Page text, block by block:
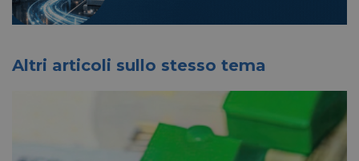
Altri articoli sullo stesso tema